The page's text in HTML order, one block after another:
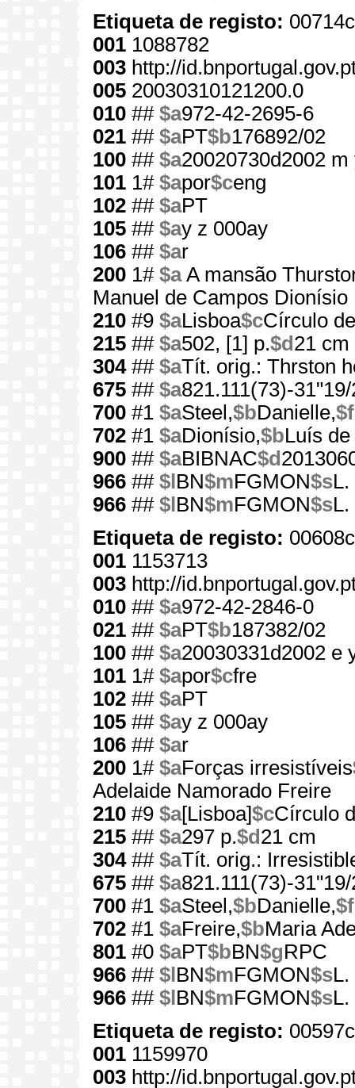
Etiqueta de registo:
001 1088782
003 http://
005 20030310121200.0
010 ## $a972-42-2695-6
021 ## $aPT$b176892/02
100 ## $a20020730d2002
101 1# $apor$ceng
102 ## $aPT
105 ## $ay z 000ay
106 ## $ar
200 1# $aA mansão
Manuel de Campos Dionísio
210 #9 $aLisboa$cCírculo
215 ## $a502, [1] p.$d 21 cm
304## $aTít. orig.: Thrston
675 ## $a821.111(73)-
700 #1 $aSteel,$bDanielle,$f
702 #1 $aDionísio,$bLuís
900 ## $aBIBNAC$d
966 ## $l BN$mFGMON$sL.
966 ## $l BN$mFGMON$sL.
Etiqueta de registo:
001 1153713
003 http://
010 ## $a972-42-2846-0
021 ## $aPT$b187382/02
100 ## $a20030331d2002 e
101 1# $apor$cfre
102 ## $aPT
105 ## $ay z 000ay
106 ## $ar
200 1# $aForças irresistíveis
Adelaide Namorado Freire
210 #9 $a[Lisboa]$cCírculo
215 ## $a297 p.$d 21 cm
304## $aTít. orig.:
675 ## $a821.111(73)-
700 #1 $aSteel,$bDanielle,$f
702 #1 $aFreire,$bMaria
801 #0 $aPT$bBN$gRPC
966 ## $l BN$mFGMON$sL.
966 ## $l BN$mFGMON$sL.
Etiqueta de registo:
001 1159970
003 http://